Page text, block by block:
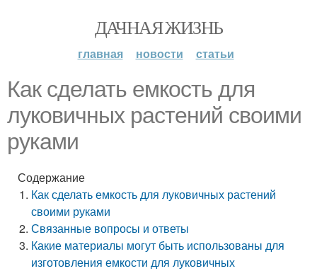
ДАЧНАЯ ЖИЗНЬ
главная новости статьи
Как сделать емкость для
луковичных растений своими
руками
Содержание
Как сделать емкость для луковичных растений
своими руками
Связанные вопросы и ответы
Какие материалы могут быть использованы для
изготовления емкости для луковичных